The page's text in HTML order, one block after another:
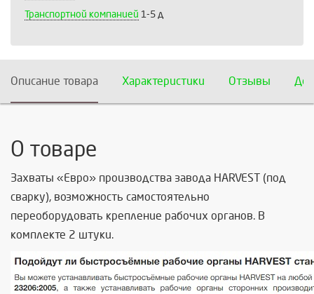
Транспортной компанией 1-5 д
Описание товара Характеристики Отзывы
О товаре
Захваты «Евро» производства завода HARVEST (под
сварку), возможность самостоятельно
переоборудовать крепление рабочих органов. В
комплекте 2 штуки.